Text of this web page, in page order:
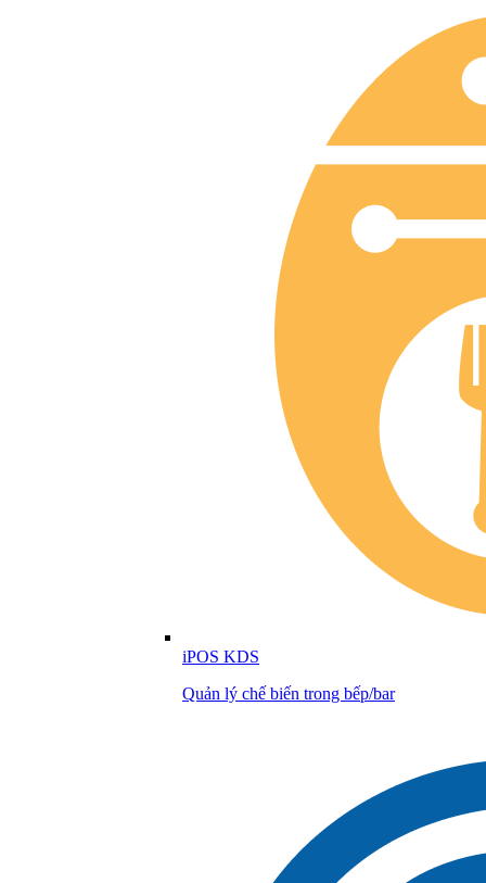
iPOS KDS
Quản lý chế biến trong bếp/bar